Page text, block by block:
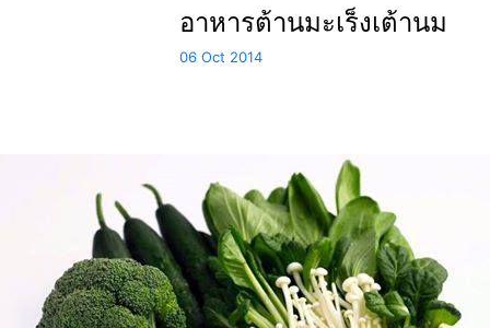
อาหารต้านมะเร็งเต้านม
06 Oct 2014